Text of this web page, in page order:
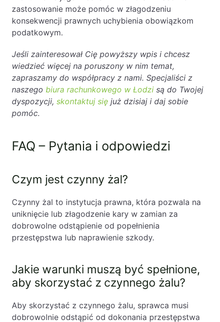
zastosowanie może pomóc w złagodzeniu
konsekwencji prawnych uchybienia obowiązkom
podatkowym.
Jeśli zainteresował Cię powyższy wpis i chcesz
wiedzieć więcej na poruszony w nim temat,
zapraszamy do współpracy z nami. Specjaliści z
naszego biura rachunkowego w Łodzi są do Twojej
dyspozycji, skontaktuj się już dzisiaj i daj sobie
pomóc.
FAQ – Pytania i odpowiedzi
Czym jest czynny żal?
Czynny żal to instytucja prawna, która pozwala na
uniknięcie lub złagodzenie kary w zamian za
dobrowolne odstąpienie od popełnienia
przestępstwa lub naprawienie szkody.
Jakie warunki muszą być spełnione,
aby skorzystać z czynnego żalu?
Aby skorzystać z czynnego żalu, sprawca musi
dobrowolnie odstąpić od dokonania przestępstwa